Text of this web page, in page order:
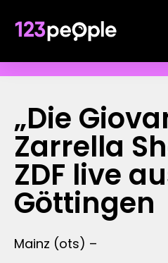
„Die
Zarrella
ZDF live
Göttingen
Mainz (ots) –